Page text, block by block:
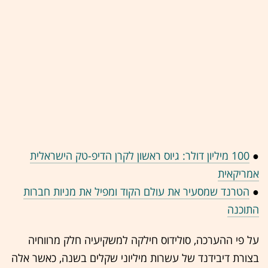
●
100 מיליון דולר: גיוס ראשון לקרן הדיפ-טק הישראלית
אמריקאית
● הטרנד שמסעיר את עולם הקוד ומפיל את מניות חברות
התוכנה
על פי ההערכה, סולידוס חילקה למשקיעיה חלק מרווחיה
בצורת דיבידנד של עשרות מיליוני שקלים בשנה, כאשר אלה